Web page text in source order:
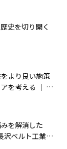
史を切り開く
より良い施策
を考える │ 株
を解消した
沢ベルト工業＃